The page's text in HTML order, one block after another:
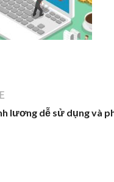
lương dễ sử dụng và